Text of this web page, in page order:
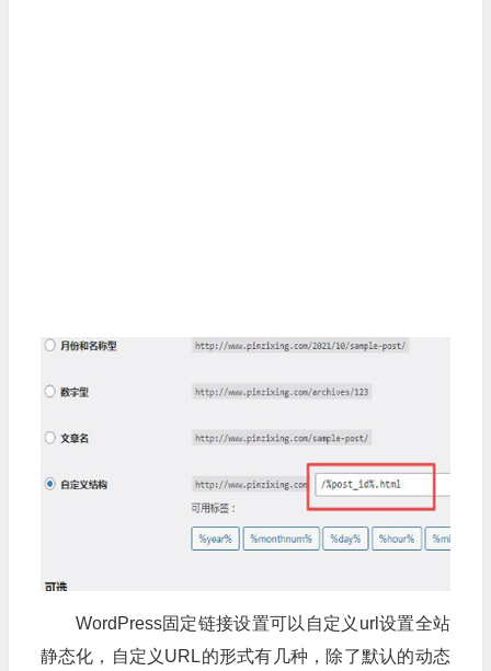
WordPress固定链接设置可以自定义url设置全站
静态化，自定义URL的形式有几种，除了默认的动态